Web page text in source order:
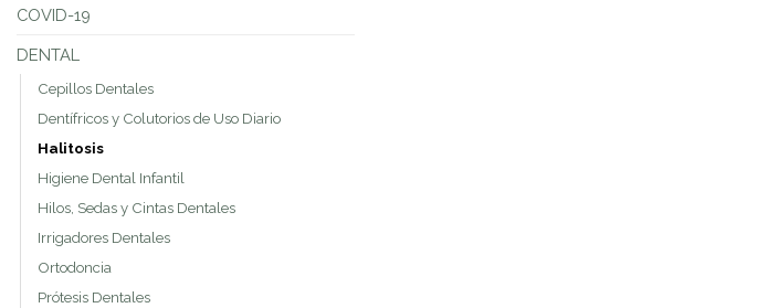
COVID-19
DENTAL
Cepillos Dentales
Dentífricos y Colutorios de Uso Diario
Halitosis
Higiene Dental Infantil
Hilos, Sedas y Cintas Dentales
Irrigadores Dentales
Ortodoncia
Prótesis Dentales